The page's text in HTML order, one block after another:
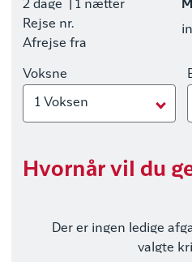
2 dage
| 1 nætter
Rejse nr.
Afrejse fra
Voksne
1 Voksen
Hvornår vil du
Der er ingen ledige
valgte